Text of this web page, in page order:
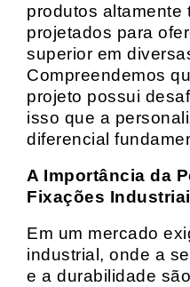
produtos altamente
projetados para
superior em
Compreendemos
projeto possui
isso que a
diferencial
A Importância da
Fixações
Em um mercado
industrial, onde a
e a durabilidade